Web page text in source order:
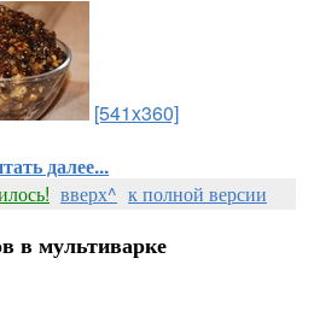
[541x360]
далее...
вверх^ к полной версии
в мультиварке